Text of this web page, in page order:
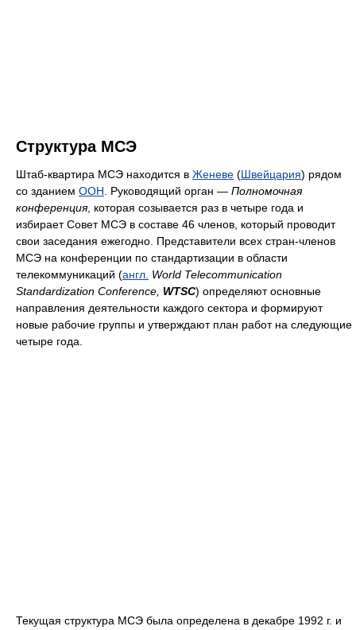
Структура МСЭ
Штаб-квартира МСЭ находится в Женеве (Швейцария) рядом
со зданием ООН. Руководящий орган — Полномочная
конференция, которая созывается раз в четыре года и
избирает Совет МСЭ в составе 46 членов, который проводит
свои заседания ежегодно. Представители всех стран-членов
МСЭ на конференции по стандартизации в области
телекоммуникаций (англ. World Telecommunication
Standardization Conference, WTSC) определяют основные
направления деятельности каждого сектора и формируют
новые рабочие группы и утверждают план работ на следующие
четыре года.
Текущая структура МСЭ была определена в декабре 1992 г. и